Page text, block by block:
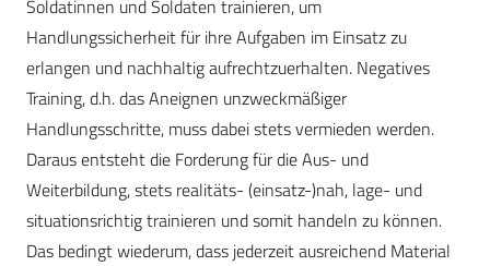
Soldatinnen und Soldaten trainieren, um
Handlungssicherheit für ihre Aufgaben im Einsatz zu
erlangen und nachhaltig aufrechtzuerhalten. Negatives
Training, d.h. das Aneignen unzweckmäßiger
Handlungsschritte, muss dabei stets vermieden werden.
Daraus entsteht die Forderung für die Aus- und
Weiterbildung, stets realitäts- (einsatz-)nah, lage- und
situationsrichtig trainieren und somit handeln zu können.
Das bedingt wiederum, dass jederzeit ausreichend Material